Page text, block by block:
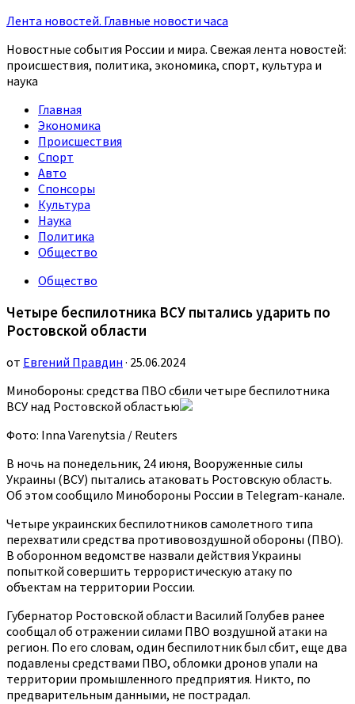
Лента новостей. Главные новости часа
Новостные события России и мира. Свежая лента новостей:
происшествия, политика, экономика, спорт, культура и
наука
Главная
Экономика
Происшествия
Спорт
Авто
Спонсоры
Культура
Наука
Политика
Общество
Общество
Четыре беспилотника ВСУ пытались ударить по
Ростовской области
от Евгений Правдин · 25.06.2024
Минобороны: средства ПВО сбили четыре беспилотника
ВСУ над Ростовской областью
Фото: Inna Varenytsia / Reuters
В ночь на понедельник, 24 июня, Вооруженные силы
Украины (ВСУ) пытались атаковать Ростовскую область.
Об этом сообщило Минобороны России в Telegram-канале.
Четыре украинских беспилотников самолетного типа
перехватили средства противовоздушной обороны (ПВО).
В оборонном ведомстве назвали действия Украины
попыткой совершить террористическую атаку по
объектам на территории России.
Губернатор Ростовской области Василий Голубев ранее
сообщал об отражении силами ПВО воздушной атаки на
регион. По его словам, один беспилотник был сбит, еще два
подавлены средствами ПВО, обломки дронов упали на
территории промышленного предприятия. Никто, по
предварительным данными, не пострадал.